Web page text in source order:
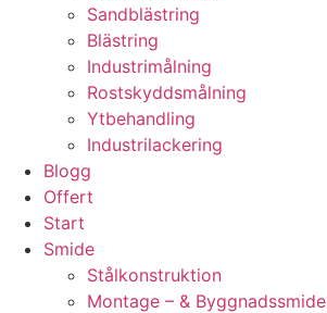
Sandblästring
Blästring
Industrimålning
Rostskyddsmålning
Ytbehandling
Industrilackering
Blogg
Offert
Start
Smide
Stålkonstruktion
Montage – & Byggnadssmide